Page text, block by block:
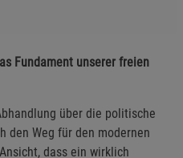
Fundament unserer freien
über die politische
den Weg für den modernen
dass ein wirklich